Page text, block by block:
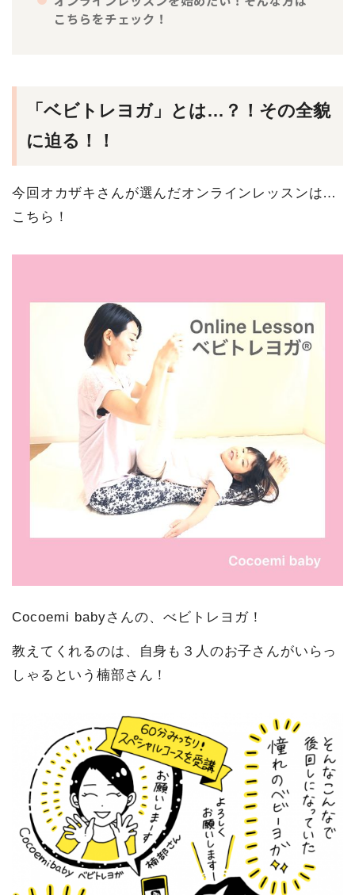
こちらをチェック！
「ベビトレヨガ」とは…？！その全貌
に迫る！！
今回オカザキさんが選んだオンラインレッスンは…
こちら！
Cocoemi babyさんの、べビトレヨガ！
教えてくれるのは、自身も３人のお子さんがいらっ
しゃるという楠部さん！